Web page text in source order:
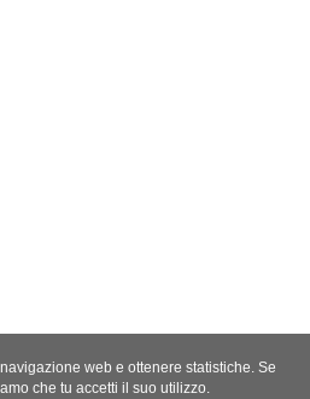
web e ottenere statistiche. Se
che tu accetti il suo utilizzo.